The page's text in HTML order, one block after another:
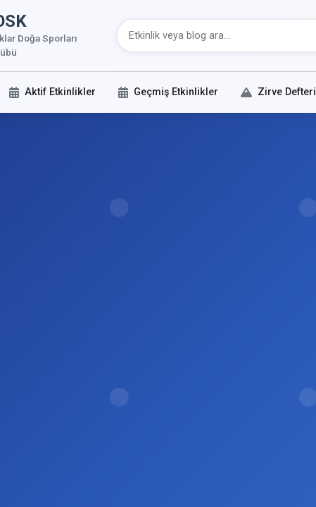
Doğa Sporları
Aktif Etkinlikler Geçmiş Etkinlikler Zirve Defteri